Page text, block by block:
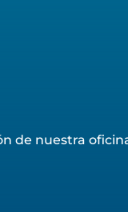
de nuestra